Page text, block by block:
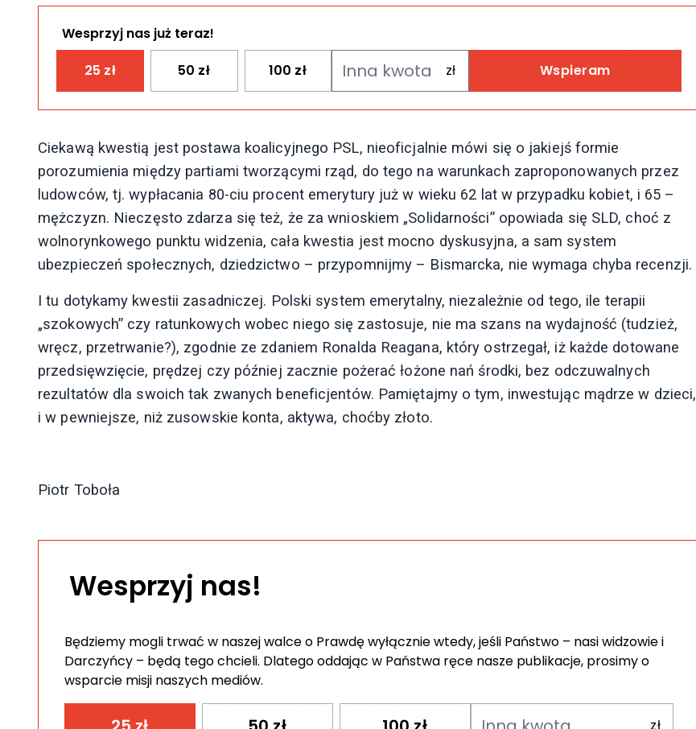
Wesprzyj nas już teraz!
25 zł 50 zł 100 zł Wspieram
Ciekawą kwestią jest postawa koalicyjnego PSL, nieoficjalnie mówi się o jakiejś formie
porozumienia między partiami tworzącymi rząd, do tego na warunkach zaproponowanych przez
ludowców, tj. wypłacania 80-ciu procent emerytury już w wieku 62 lat w przypadku kobiet, i 65 –
mężczyzn. Nieczęsto zdarza się też, że za wnioskiem „Solidarności” opowiada się SLD, choć z
wolnorynkowego punktu widzenia, cała kwestia jest mocno dyskusyjna, a sam system
ubezpieczeń społecznych, dziedzictwo – przypomnijmy – Bismarcka, nie wymaga chyba recenzji.
I tu dotykamy kwestii zasadniczej. Polski system emerytalny, niezależnie od tego, ile terapii
„szokowych” czy ratunkowych wobec niego się zastosuje, nie ma szans na wydajność (tudzież,
wręcz, przetrwanie?), zgodnie ze zdaniem Ronalda Reagana, który ostrzegał, iż każde dotowane
przedsięwzięcie, prędzej czy później zacznie pożerać łożone nań środki, bez odczuwalnych
rezultatów dla swoich tak zwanych beneficjentów. Pamiętajmy o tym, inwestując mądrze w dzieci,
i w pewniejsze, niż zusowskie konta, aktywa, choćby złoto.
Piotr Toboła
Wesprzyj nas!
Będziemy mogli trwać w naszej walce o Prawdę wyłącznie wtedy, jeśli Państwo – nasi widzowie i
Darczyńcy – będą tego chcieli. Dlatego oddając w Państwa ręce nasze publikacje, prosimy o
wsparcie misji naszych mediów.